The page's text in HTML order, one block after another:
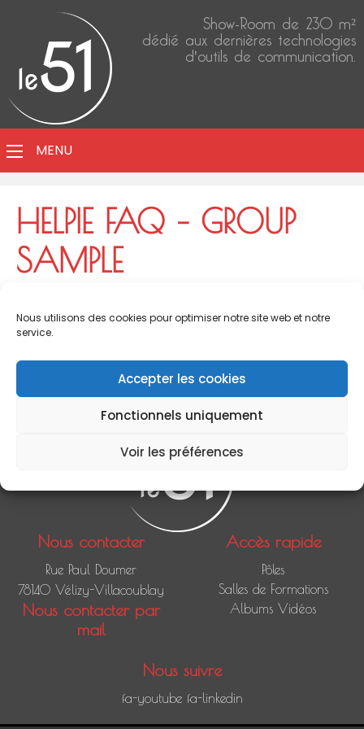
Nous utilisons des cookies pour optimiser notre site web et notre
service.
Accepter les cookies
Fonctionnels uniquement
Voir les préférences
Show-Room de 230 m²
dédié aux dernières technologies
d'outils de communication.
MENU
HELPIE FAQ – GROUP
SAMPLE
[helpie_faq group_id=’78’/]
Nous contacter
Rue Paul Doumer
78140 Vélizy-Villacoublay
Nous contacter par
mail
Accès rapide
Pôles
Salles de Formations
Albums Vidéos
Nous suivre
fa-youtube fa-linkedin